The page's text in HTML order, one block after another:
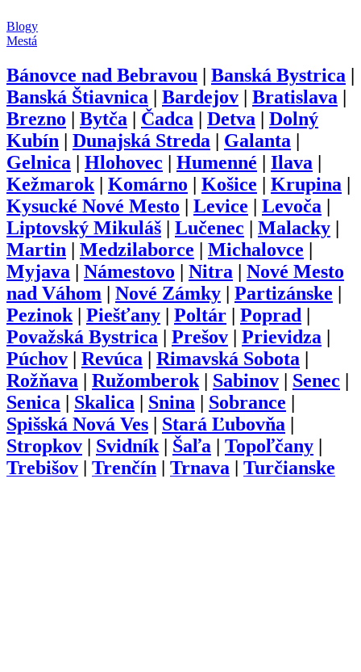
Blogy
Mestá
Bánovce nad Bebravou | Banská Bystrica |
Banská Štiavnica | Bardejov | Bratislava |
Brezno | Bytča | Čadca | Detva | Dolný
Kubín | Dunajská Streda | Galanta |
Gelnica | Hlohovec | Humenné | Ilava |
Kežmarok | Komárno | Košice | Krupina |
Kysucké Nové Mesto | Levice | Levoča |
Liptovský Mikuláš | Lučenec | Malacky |
Martin | Medzilaborce | Michalovce |
Myjava | Námestovo | Nitra | Nové Mesto
nad Váhom | Nové Zámky | Partizánske |
Pezinok | Piešťany | Poltár | Poprad |
Považská Bystrica | Prešov | Prievidza |
Púchov | Revúca | Rimavská Sobota |
Rožňava | Ružomberok | Sabinov | Senec |
Senica | Skalica | Snina | Sobrance |
Spišská Nová Ves | Stará Ľubovňa |
Stropkov | Svidník | Šaľa | Topoľčany |
Trebišov | Trenčín | Trnava | Turčianske